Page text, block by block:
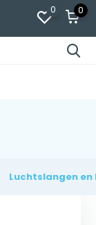
0 0
Luchtslangen